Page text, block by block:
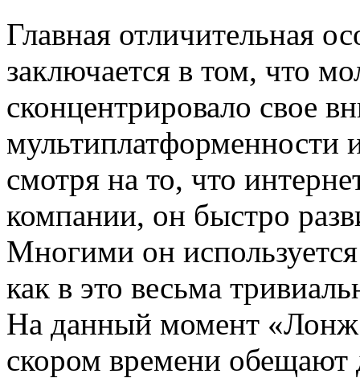
Главная отличительная
заключается в том, что
сконцентрировало свое
мультиплатформенности
смотря на то, что
компании, он быстро
Многими он используется
как в это весьма
На данный момент «Лонж
скором времени обещают